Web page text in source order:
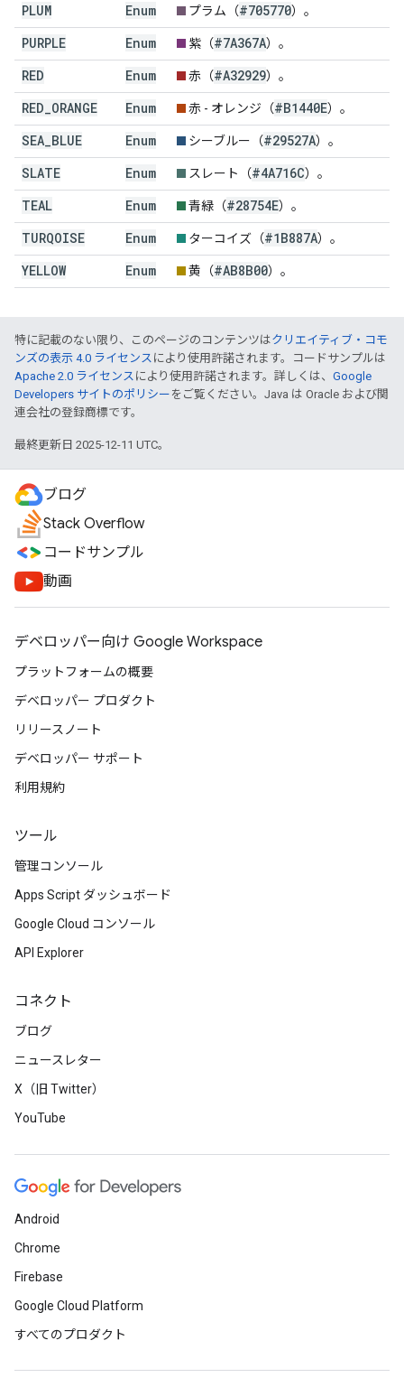
PLUM Enum プラム（#705770）。
PURPLE Enum 紫（#7A367A）。
RED Enum 赤（#A32929）。
RED ORANGE Enum 赤 - オレンジ（#B1440E）。
SEA BLUE Enum シーブルー（#29527A）。
SLATE Enum スレート（#4A716C）。
TEAL Enum 青緑（#28754E）。
TURQOISE Enum ターコイズ（#1B887A）。
YELLOW Enum 黄（#AB8B00）。
特に記載のない限り、このページのコンテンツはクリエイティブ・コモ
ンズの表示 4.0 ライセンス により使用許諾されます。コードサンプルは
Apache 2.0 ライセンス により使用許諾されます。詳しくは、 Google
Developers サイトのポリシー をご覧ください。Java は Oracle および関
連会社の登録商標です。
最終更新日 2025-12-11 UTC。
ブログ
Stack Overflow
コードサンプル
動画
デベロッパー向け Google Workspace
プラットフォームの概要
デベロッパー プロダクト
リリースノート
デベロッパー サポート
利用規約
ツール
管理コンソール
Apps Script ダッシュボード
Google Cloud コンソール
API Explorer
コネクト
ブログ
ニュースレター
X（旧 Twitter）
YouTube
Android
Chrome
Firebase
Google Cloud Platform
すべてのプロダクト